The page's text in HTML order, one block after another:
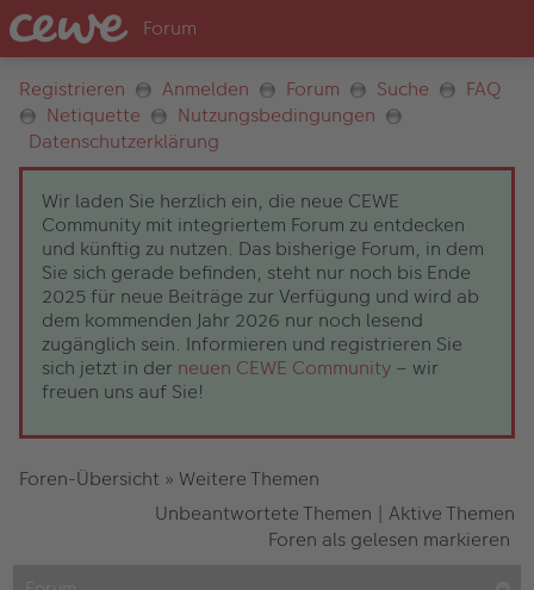
Registrieren Anmelden Forum Suche
FAQ
Netiquette
Nutzungsbedingungen
Datenschutzerklärung
Wir laden Sie herzlich ein, die neue CEWE
Community mit integriertem Forum zu entdecken
und künftig zu nutzen. Das bisherige Forum, in dem
Sie sich gerade befinden, steht nur noch bis Ende
2025 für neue Beiträge zur Verfügung und wird ab
dem kommenden Jahr 2026 nur noch lesend
zugänglich sein. Informieren und registrieren Sie
sich jetzt in der neuen CEWE Community – wir
freuen uns auf Sie!
Foren-Übersicht » Weitere Themen
Unbeantwortete Themen | Aktive Themen
Foren als gelesen markieren